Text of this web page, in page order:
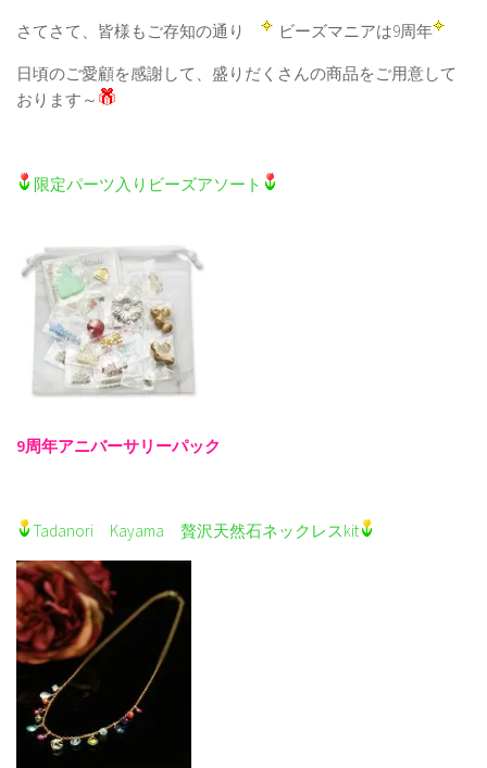
さてさて、皆様もご存知の通り ビーズマニアは9周年
日頃のご愛顧を感謝して、盛りだくさんの商品をご用意して
おります～
限定パーツ入りビーズアソート
9周年アニバーサリーパック
Tadanori Kayama 贅沢天然石ネックレスkit